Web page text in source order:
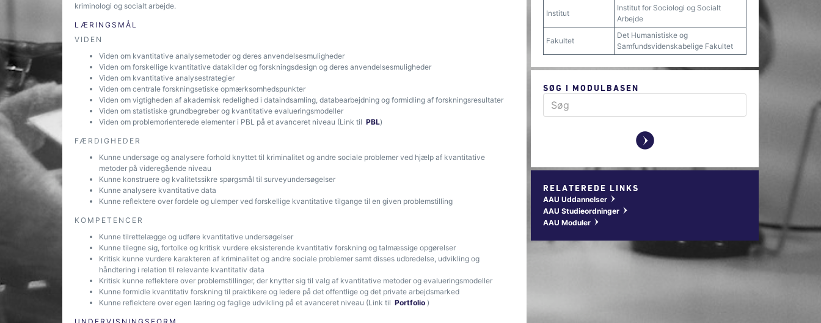
kriminologi og socialt arbejde.
LÆRINGSMÅL
VIDEN
Viden om kvantitative analysemetoder og deres anvendelsesmuligheder
Viden om forskellige kvantitative datakilder og forskningsdesign og deres anvendelsesmuligheder
Viden om kvantitative analysestrategier
Viden om centrale forskningsetiske opmærksomhedspunkter
Viden om vigtigheden af akademisk redelighed i dataindsamling, databearbejdning og formidling af forskningsresultater
Viden om statistiske grundbegreber og kvantitative evalueringsmodeller
Viden om problemorienterede elementer i PBL på et avanceret niveau (Link til PBL)
FÆRDIGHEDER
Kunne undersøge og analysere forhold knyttet til kriminalitet og andre sociale problemer ved hjælp af kvantitative
metoder på videregående niveau
Kunne konstruere og kvalitetssikre spørgsmål til surveyundersøgelser
Kunne analysere kvantitative data
Kunne reflektere over fordele og ulemper ved forskellige kvantitative tilgange til en given problemstilling
KOMPETENCER
Kunne tilrettelægge og udføre kvantitative undersøgelser
Kunne tilegne sig, fortolke og kritisk vurdere eksisterende kvantitativ forskning og talmæssige opgørelser
Kritisk kunne vurdere karakteren af kriminalitet og andre sociale problemer samt disses udbredelse, udvikling og
håndtering i relation til relevante kvantitativ data
Kritisk kunne reflektere over problemstillinger, der knytter sig til valg af kvantitative metoder og evalueringsmodeller
Kunne formidle kvantitativ forskning til praktikere og ledere på det offentlige og det private arbejdsmarked
Kunne reflektere over egen læring og faglige udvikling på et avanceret niveau (Link til Portfolio )
Institut
Institut for Sociologi og Socialt
Arbejde
Fakultet
Det Humanistiske og
Samfundsvidenskabelige Fakultet
SØG I MODULBASEN
y
RELATEREDE LINKS
AAU Uddannelser w
AAU Studieordninger w
AAU Moduler w